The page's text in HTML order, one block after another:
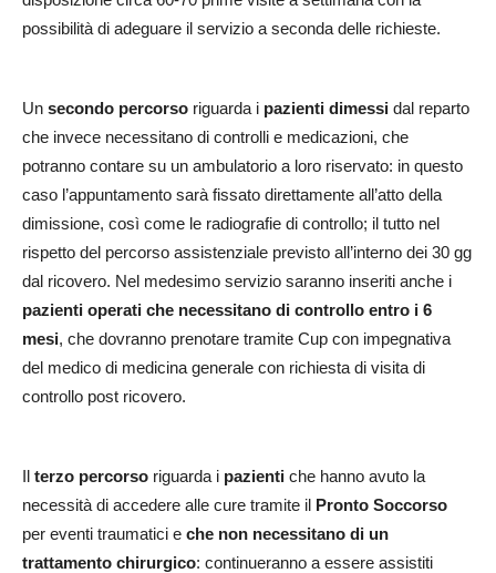
possibilità di adeguare il servizio a seconda delle richieste.
Un secondo percorso riguarda i pazienti dimessi dal reparto
che invece necessitano di controlli e medicazioni, che
potranno contare su un ambulatorio a loro riservato: in questo
caso l’appuntamento sarà fissato direttamente all’atto della
dimissione, così come le radiografie di controllo; il tutto nel
rispetto del percorso assistenziale previsto all’interno dei 30 gg
dal ricovero. Nel medesimo servizio saranno inseriti anche i
pazienti operati che necessitano di controllo entro i 6
mesi, che dovranno prenotare tramite Cup con impegnativa
del medico di medicina generale con richiesta di visita di
controllo post ricovero.
Il terzo percorso riguarda i pazienti che hanno avuto la
necessità di accedere alle cure tramite il Pronto Soccorso
per eventi traumatici e che non necessitano di un
trattamento chirurgico: continueranno a essere assistiti